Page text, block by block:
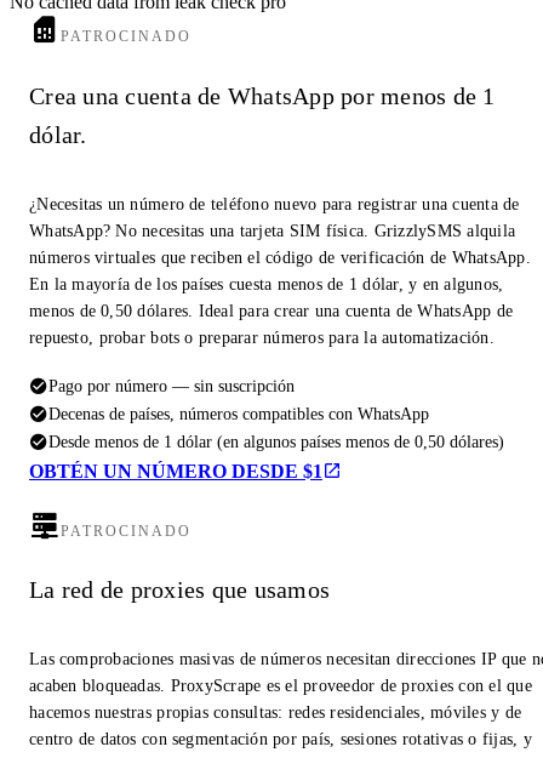
PATROCINADO
Crea una cuenta de WhatsApp por menos de 1
dólar.
¿Necesitas un número de teléfono nuevo para registrar una cuenta de
WhatsApp? No necesitas una tarjeta SIM física. GrizzlySMS alquila
números virtuales que reciben el código de verificación de WhatsApp.
En la mayoría de los países cuesta menos de 1 dólar, y en algunos,
menos de 0,50 dólares. Ideal para crear una cuenta de WhatsApp de
repuesto, probar bots o preparar números para la automatización.
Pago por número — sin suscripción
Decenas de países, números compatibles con WhatsApp
Desde menos de 1 dólar (en algunos países menos de 0,50 dólares)
OBTÉN UN NÚMERO DESDE $1
PATROCINADO
La red de proxies que usamos
Las comprobaciones masivas de números necesitan direcciones IP que
acaben bloqueadas. ProxyScrape es el proveedor de proxies con el que
hacemos nuestras propias consultas: redes residenciales, móviles y de
centro de datos con segmentación por país, sesiones rotativas o fijas, y